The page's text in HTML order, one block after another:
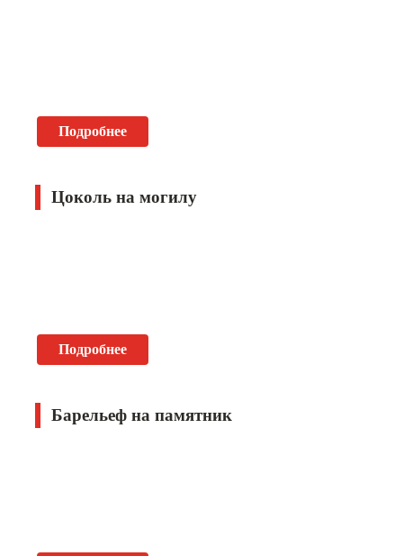
Подробнее
Цоколь на могилу
Подробнее
Барельеф на памятник